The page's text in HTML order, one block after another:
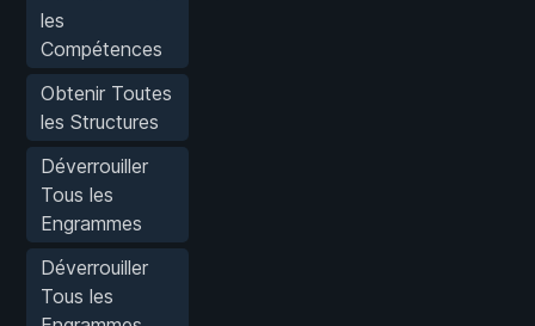
les
Compétences
Obtenir Toutes
les Structures
Déverrouiller
Tous les
Engrammes
Déverrouiller
Tous les